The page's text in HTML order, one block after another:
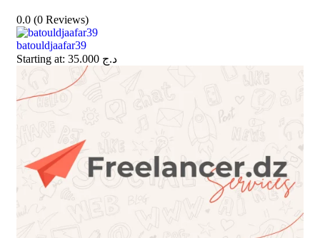
0.0 (0 Reviews)
batouldjaafar39
Starting at:
د.ج 35.000